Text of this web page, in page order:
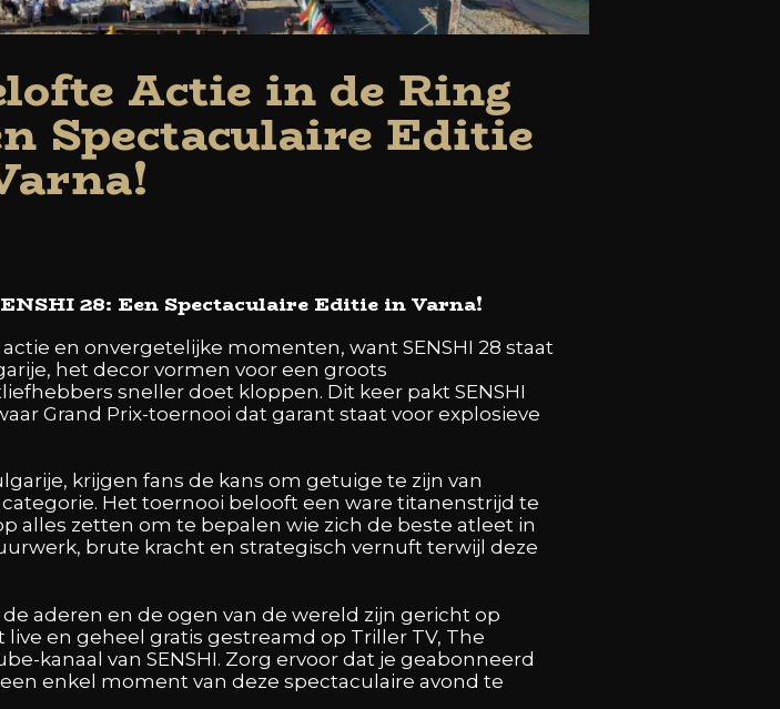
Actie in de Ring
Spectaculaire Editie
28: Een Spectaculaire Editie in Varna!
en onvergetelijke momenten, want SENSHI 28 staat
het decor vormen voor een groots
sneller doet kloppen. Dit keer pakt SENSHI
Grand Prix-toernooi dat garant staat voor explosieve
krijgen fans de kans om getuige te zijn van
Het toernooi belooft een ware titanenstrijd te
alles zetten om te bepalen wie zich de beste atleet in
brute kracht en strategisch vernuft terwijl deze
aderen en de ogen van de wereld zijn gericht op
en geheel gratis gestreamd op Triller TV, The
kanaal van SENSHI. Zorg ervoor dat je geabonneerd
enkel moment van deze spectaculaire avond te